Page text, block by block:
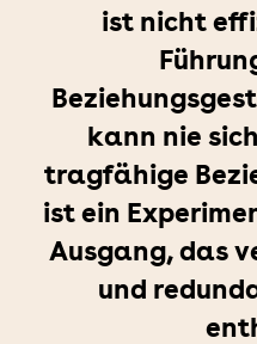
ist nicht
kann nie
tragfähige
ist ein
Ausgang, das
und